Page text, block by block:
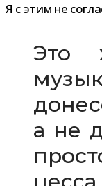
Я с этим не
Это
а не